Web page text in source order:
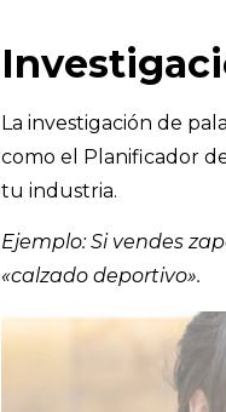
La investigación de
como el Planificador
tu industria.
Ejemplo: Si vendes
«calzado deportivo».